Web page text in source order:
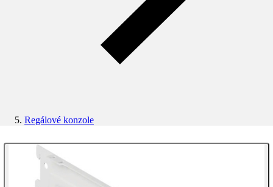
Regálové konzole